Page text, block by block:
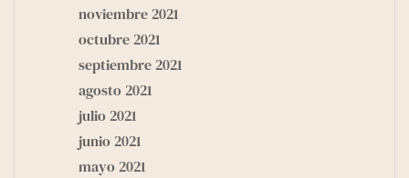
noviembre 2021
octubre 2021
septiembre 2021
agosto 2021
julio 2021
junio 2021
mayo 2021